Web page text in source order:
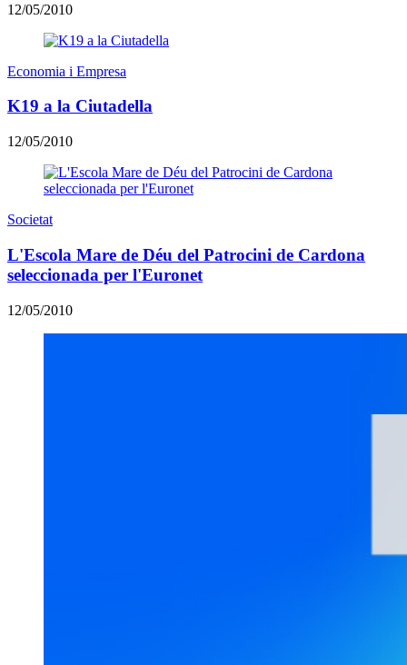
12/05/2010
Economia i Empresa
K19 a la Ciutadella
12/05/2010
Societat
L'Escola Mare de Déu del Patrocini de Cardona
seleccionada per l'Euronet
12/05/2010